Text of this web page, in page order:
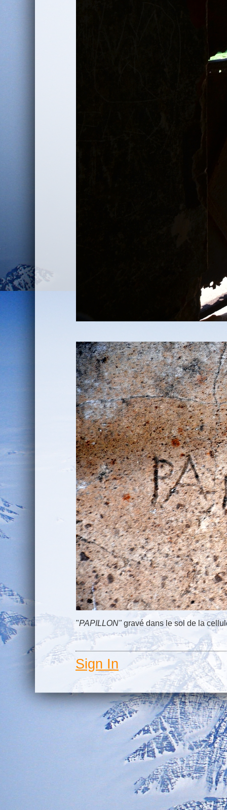
"PAPILLON"gravé dans le sol de la
Sign In